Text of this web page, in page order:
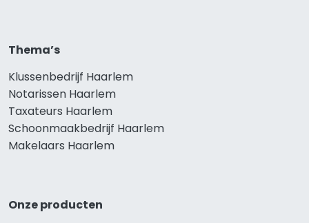
Thema’s
Klussenbedrijf Haarlem
Notarissen Haarlem
Taxateurs Haarlem
Schoonmaakbedrijf Haarlem
Makelaars Haarlem
Onze producten